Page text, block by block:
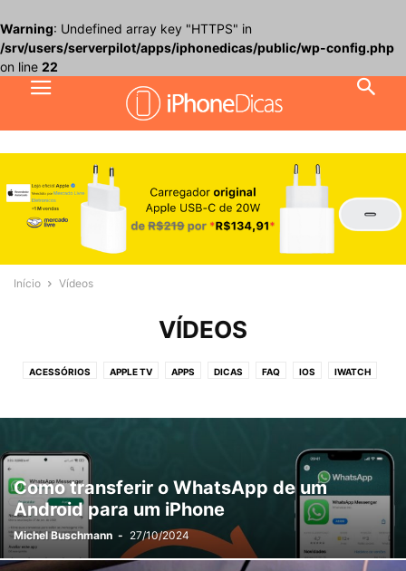
Warning: Undefined array key "HTTPS" in
/srv/users/serverpilot/apps/iphonedicas/public/wp-config.php
on line 22
Início Vídeos
VÍDEOS
ACESSÓRIOS APPLE TV APPS DICAS FAQ IOS IWATCH
VÍDEOS WALLPAPERS
Como transferir o WhatsApp de um
Android para um iPhone
Michel Buschmann - 27/10/2024